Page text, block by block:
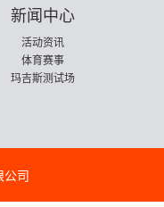
新闻中心
活动资讯
体育赛事
玛吉斯测试场
公司